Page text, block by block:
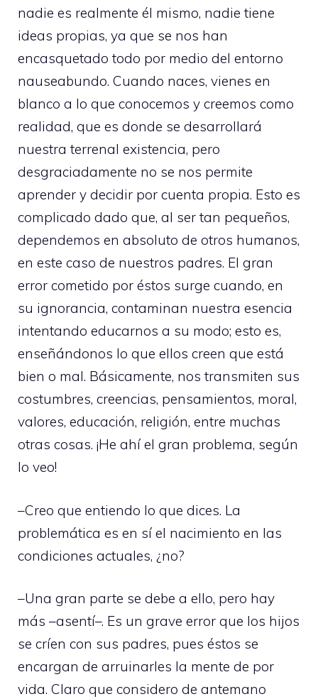
nadie es realmente él mismo, nadie tiene
ideas propias, ya que se nos han
encasquetado todo por medio del entorno
nauseabundo. Cuando naces, vienes en
blanco a lo que conocemos y creemos como
realidad, que es donde se desarrollará
nuestra terrenal existencia, pero
desgraciadamente no se nos permite
aprender y decidir por cuenta propia. Esto es
complicado dado que, al ser tan pequeños,
dependemos en absoluto de otros humanos,
en este caso de nuestros padres. El gran
error cometido por éstos surge cuando, en
su ignorancia, contaminan nuestra esencia
intentando educarnos a su modo; esto es,
enseñándonos lo que ellos creen que está
bien o mal. Básicamente, nos transmiten sus
costumbres, creencias, pensamientos, moral,
valores, educación, religión, entre muchas
otras cosas. ¡He ahí el gran problema, según
lo veo!
–Creo que entiendo lo que dices. La
problemática es en sí el nacimiento en las
condiciones actuales, ¿no?
–Una gran parte se debe a ello, pero hay
más –asentí–. Es un grave error que los hijos
se críen con sus padres, pues éstos se
encargan de arruinarles la mente de por
vida. Claro que considero de antemano